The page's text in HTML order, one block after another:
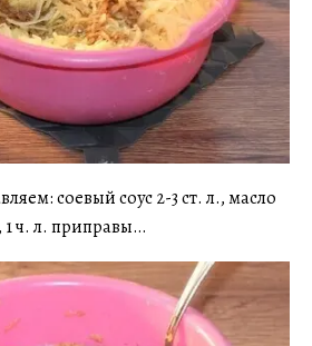
соевый соус 2-3 ст. л., масло
1 ч. л. приправы…